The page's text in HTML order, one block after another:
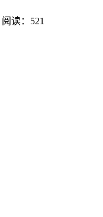
阅读：521